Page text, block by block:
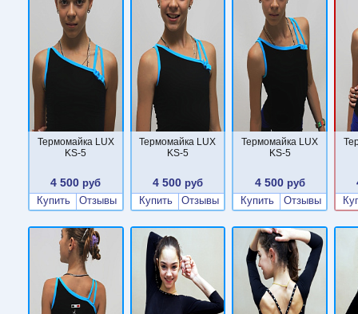
Термомайка LUX
KS-5
4 500 руб
Купить
Отзывы
Термомайка LUX
KS-5
4 500 руб
Купить
Отзывы
Термомайка LUX
KS-5
4 500руб
Купить
Отзывы